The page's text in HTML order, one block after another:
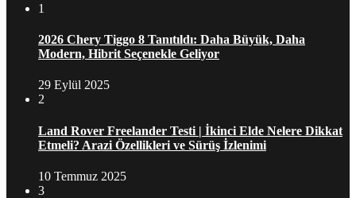
1
2026 Chery Tiggo 8 Tanıtıldı: Daha Büyük, Daha
Modern, Hibrit Seçenekle Geliyor
29 Eylül 2025
2
Land Rover Freelander Testi | İkinci Elde Nelere Dikkat
Etmeli? Arazi Özellikleri ve Sürüş İzlenimi
10 Temmuz 2025
3